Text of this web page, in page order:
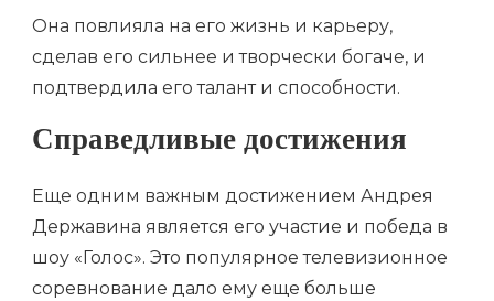
Она повлияла на его жизнь и карьеру,
сделав его сильнее и творчески богаче, и
подтвердила его талант и способности.
Справедливые достижения
Еще одним важным достижением Андрея
Державина является его участие и победа в
шоу «Голос». Это популярное телевизионное
соревнование дало ему еще больше